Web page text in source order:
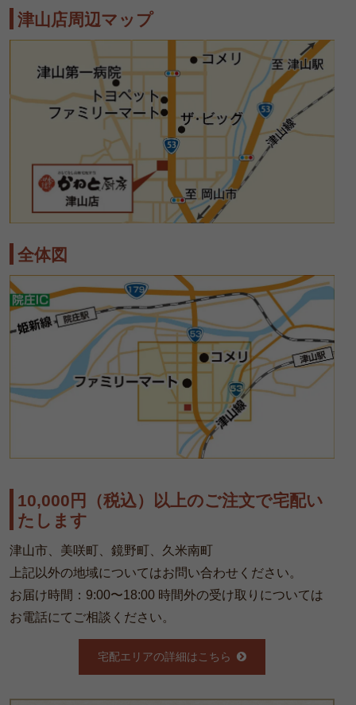
津山店周辺マップ
全体図
10,000円（税込）以上のご注文で宅配い
たします
津山市、美咲町、鏡野町、久米南町
上記以外の地域についてはお問い合わせください。
お届け時間：9:00〜18:00 時間外の受け取りについては
お電話にてご相談ください。
宅配エリアの詳細はこちら